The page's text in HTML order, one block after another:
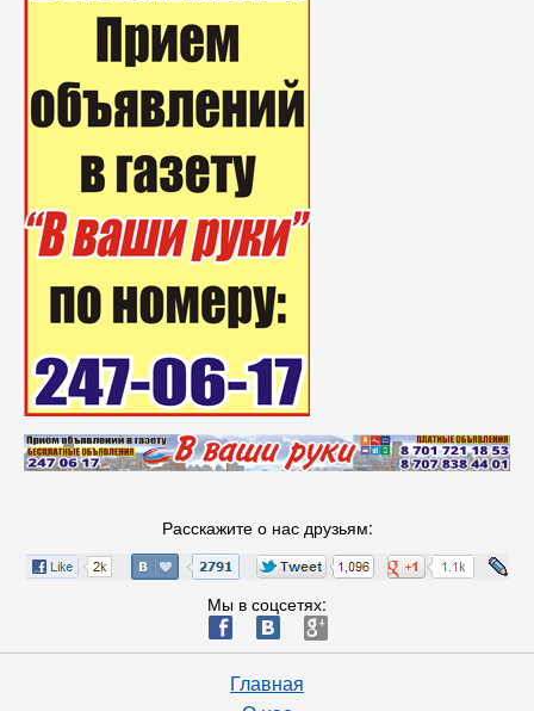
Расскажите о нас друзьям:
Мы в соцсетях:
ä æ è
Главная